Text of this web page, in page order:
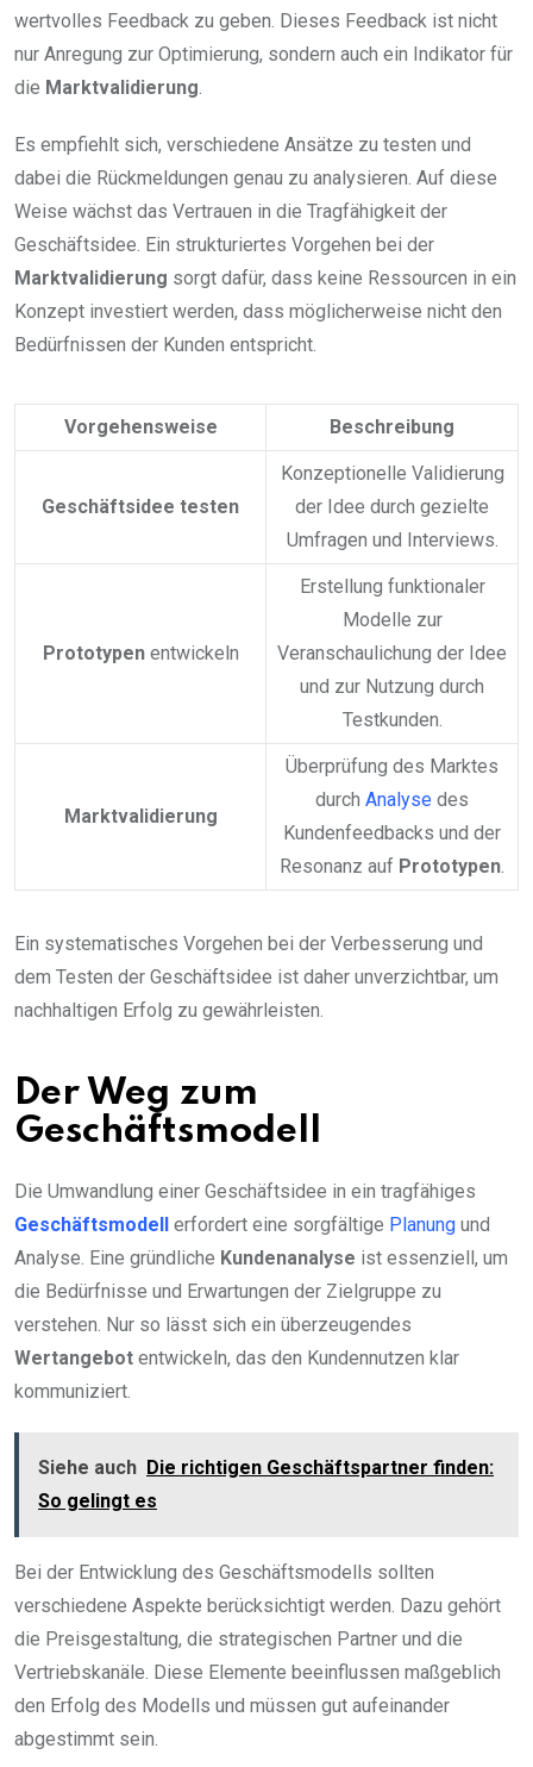
wertvolles Feedback zu geben. Dieses Feedback ist nicht
nur Anregung zur Optimierung, sondern auch ein Indikator für
die Marktvalidierung.
Es empfiehlt sich, verschiedene Ansätze zu testen und
dabei die Rückmeldungen genau zu analysieren. Auf diese
Weise wächst das Vertrauen in die Tragfähigkeit der
Geschäftsidee. Ein strukturiertes Vorgehen bei der
Marktvalidierung sorgt dafür, dass keine Ressourcen in ein
Konzept investiert werden, dass möglicherweise nicht den
Bedürfnissen der Kunden entspricht.
Vorgehensweise Beschreibung
Geschäftsidee testen
Konzeptionelle Validierung
der Idee durch gezielte
Umfragen und Interviews.
Prototypenentwickeln
Erstellung funktionaler
Modelle zur
Veranschaulichung der Idee
und zur Nutzung durch
Testkunden.
Marktvalidierung
Überprüfung des Marktes
durch Analyse des
Kundenfeedbacks und der
Resonanz auf Prototypen.
Ein systematisches Vorgehen bei der Verbesserung und
dem Testen der Geschäftsidee ist daher unverzichtbar, um
nachhaltigen Erfolg zu gewährleisten.
Der Weg zum
Geschäftsmodell
Die Umwandlung einer Geschäftsidee in ein tragfähiges
Geschäftsmodell
erfordert eine sorgfältige Planung und
Analyse. Eine gründliche Kundenanalyse ist essenziell, um
die Bedürfnisse und Erwartungen der Zielgruppe zu
verstehen. Nur so lässt sich ein überzeugendes
Wertangebot entwickeln, das den Kundennutzen klar
kommuniziert.
Siehe auch Die richtigen Geschäftspartner finden:
So gelingt es
Bei der Entwicklung des Geschäftsmodells sollten
verschiedene Aspekte berücksichtigt werden. Dazu gehört
die Preisgestaltung, die strategischen Partner und die
Vertriebskanäle. Diese Elemente beeinflussen maßgeblich
den Erfolg des Modells und müssen gut aufeinander
abgestimmt sein.